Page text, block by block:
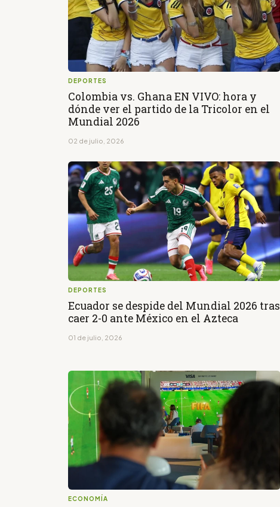
DEPORTES
Colombia vs. Ghana EN VIVO: hora y
dónde ver el partido de la Tricolor en el
Mundial 2026
02 de julio, 2026
DEPORTES
Ecuador se despide del Mundial 2026 tras
caer 2-0 ante México en el Azteca
01 de julio, 2026
ECONOMÍA